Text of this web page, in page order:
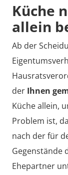
Küche
allein
Ab der
der Ihnen
Küche allein,
Problem ist,
nach der für
Gegenstände
Ehepartner